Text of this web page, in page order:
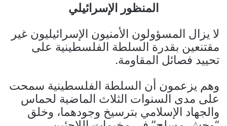
المنظور الإسرائيلي
لا يزال المسؤولون الأمنيون الإسرائيليون غير
مقتنعين بقدرة السلطة الفلسطينية على
تحييد فصائل المقاومة.
وهم يزعمون أن السلطة الفلسطينية سمحت
على مدى السنوات الثلاث الماضية لحماس
والجهاد الإسلامي بترسيخ وجودهما، وخلق